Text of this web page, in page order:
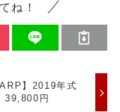
ね！
】2019年式
39,800円